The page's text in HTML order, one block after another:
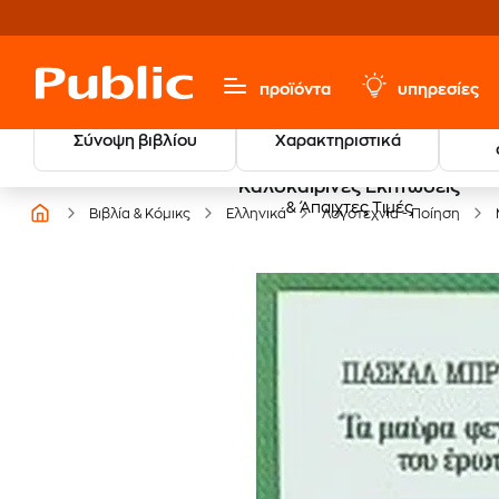
προϊόντα υπηρεσίες
Σύνοψη βιβλίου Χαρακτηριστικά
Καλοκαιρινές Εκπτώσεις
& Άπαιχτες Τιμές
Βιβλία & Κόμικς Ελληνικά Λογοτεχνία - Ποίηση